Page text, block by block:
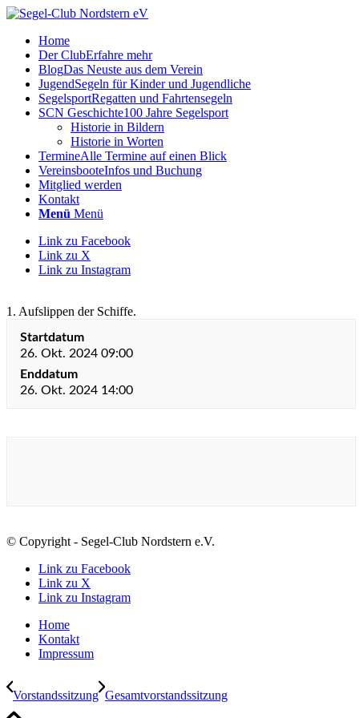
Home
Der ClubErfahre mehr
BlogDas Neuste aus dem Verein
JugendSegeln für Kinder und Jugendliche
SegelsportRegatten und Fahrtensegeln
SCN Geschichte100 Jahre Segelsport
Historie in Bildern
Historie in Worten
TermineAlle Termine auf einen Blick
VereinsbooteInfos und Buchung
Mitglied werden
Kontakt
Menü Menü
Link zu Facebook
Link zu X
Link zu Instagram
1. Aufslippen der Schiffe.
Startdatum
26. Okt. 2024 09:00
Enddatum
26. Okt. 2024 14:00
© Copyright - Segel-Club Nordstern e.V.
Link zu Facebook
Link zu X
Link zu Instagram
Home
Kontakt
Impressum
Vorstandssitzung Gesamtvorstandssitzung